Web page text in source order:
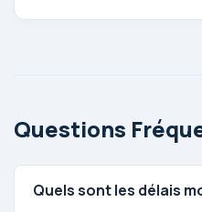
Questions
Quels sont les délais